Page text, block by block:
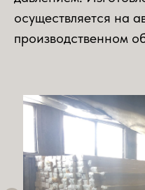
осуществляется на
производственном